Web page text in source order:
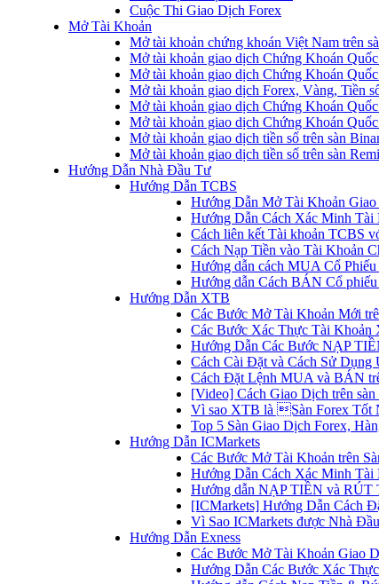
Cuộc Thi Giao Dịch Forex
Mở Tài Khoản
Mở tài khoản chứng khoán Việt Nam trên
Mở tài khoản giao dịch Chứng Khoán
Mở tài khoản giao dịch Chứng Khoán
Mở tài khoản giao dịch Forex, Vàng, Tiền
Mở tài khoản giao dịch Chứng Khoán
Mở tài khoản giao dịch Chứng Khoán
Mở tài khoản giao dịch tiền số trên sàn
Mở tài khoản giao dịch tiền số trên sàn
Hướng Dẫn Nhà Đầu Tư
Hướng Dẫn TCBS
Hướng Dẫn Mở Tài Khoản
Hướng Dẫn Cách Xác Minh Tài
Cách liên kết Tài khoản TCBS
Cách Nạp Tiền vào Tài Khoản
Hướng dẫn cách MUA Cổ
Hướng dẫn Cách BÁN Cổ
Hướng Dẫn XTB
Các Bước Mở Tài Khoản Mới
Các Bước Xác Thực Tài Khoản
Hướng Dẫn Các Bước NẠP
Cách Cài Đặt và Cách Sử
Cách Đặt Lệnh MUA và BÁN
[Video] Cách Giao Dịch trên
Vì sao XTB là Sàn Forex Tốt
Top 5 Sàn Giao Dịch Forex,
Hướng Dẫn ICMarkets
Các Bước Mở Tài Khoản trên
Hướng Dẫn Cách Xác Minh
Hướng dẫn NẠP TIỀN và RÚT
[ICMarkets] Hướng Dẫn Cách
Vì Sao ICMarkets được Nhà
Hướng Dẫn Exness
Các Bước Mở Tài Khoản Giao
Hướng Dẫn Các Bước Xác